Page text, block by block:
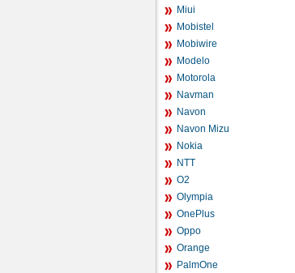
Miui
Mobistel
Mobiwire
Modelo
Motorola
Navman
Navon
Navon Mizu
Nokia
NTT
O2
Olympia
OnePlus
Oppo
Orange
PalmOne